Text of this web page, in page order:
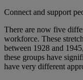
Connect and support
There are now five
workforce. These
between 1928 and
these groups have
have very different